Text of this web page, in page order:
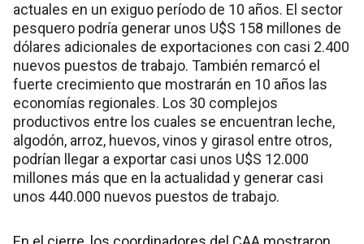
actuales en un exiguo período de 10 años. El sector
pesquero podría generar unos U$S 158 millones de
dólares adicionales de exportaciones con casi 2.400
nuevos puestos de trabajo. También remarcó el
fuerte crecimiento que mostrarán en 10 años las
economías regionales. Los 30 complejos
productivos entre los cuales se encuentran leche,
algodón, arroz, huevos, vinos y girasol entre otros,
podrían llegar a exportar casi unos U$S 12.000
millones más que en la actualidad y generar casi
unos 440.000 nuevos puestos de trabajo.